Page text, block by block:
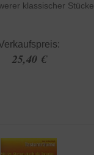
klassischer Stücke
25,40 €